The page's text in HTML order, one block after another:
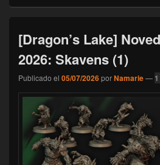
[Dragon’s Lake]
2026: Skavens (1)
Publicado el 05/07/2026porNamarie—